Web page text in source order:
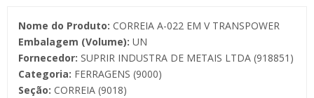
Nome do Produto: CORREIA A-022 EM V TRANSPOWER
Embalagem (Volume): UN
Fornecedor: SUPRIR INDUSTRA DE METAIS LTDA (918851)
Categoria: FERRAGENS (9000)
Seção: CORREIA (9018)